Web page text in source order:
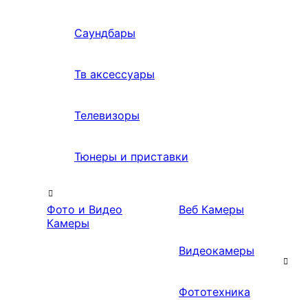
Саундбары
Тв аксессуары
Телевизоры
Тюнеры и приставки
Фото и Видео
Камеры
Веб Камеры
Видеокамеры
Фототехника